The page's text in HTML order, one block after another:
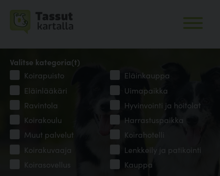
Valitse kategoria(t)
Koirapuisto
Eläinkauppa
Eläinlääkäri
Uimapaikka
Ravintola
Hyvinvointi ja hoitolat
Koirakoulu
Harrastuspaikka
Muut palvelut
Koirahotelli
Koirakuvaaja
Lenkkeily ja patikointi
Koirasovellus
Kauppa